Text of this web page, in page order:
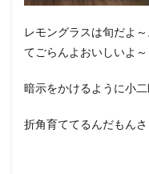
レモングラスは旬だよ
てごらんよおいしいよ
暗示をかけるように小
折角育ててるんだもん